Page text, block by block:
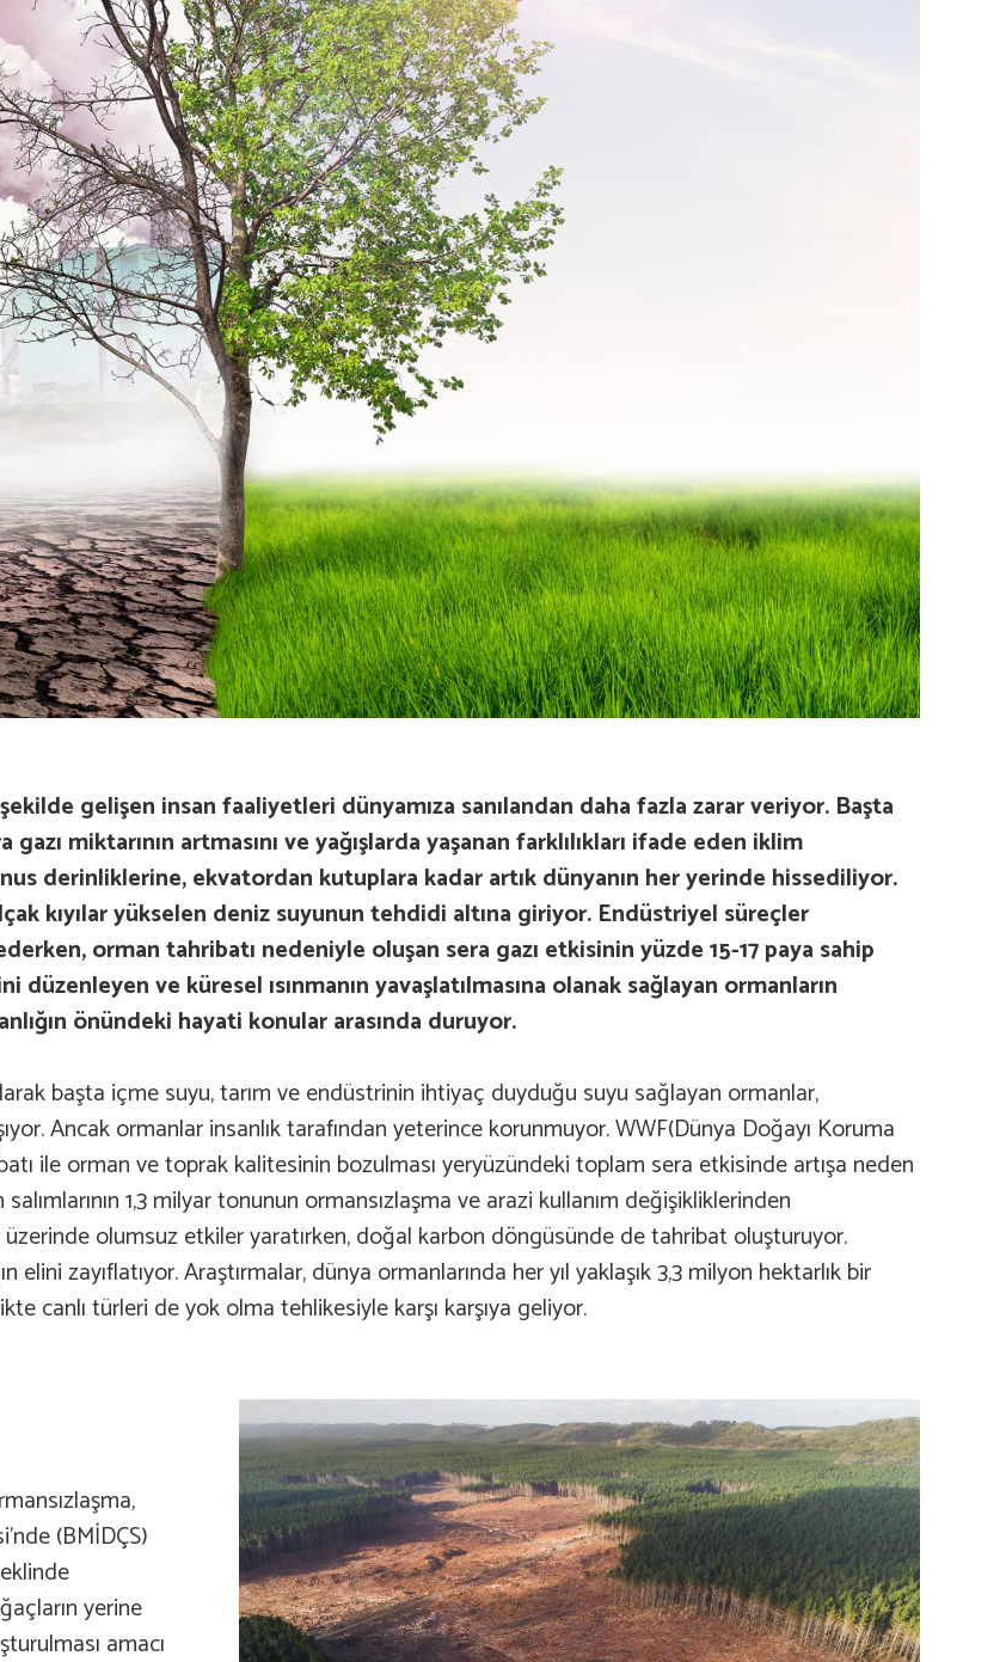
gelişen insan faaliyetleri dünyamıza sanılandan daha fazla zarar veriyor. Başta
miktarının artmasını ve yağışlarda yaşanan farklılıkları ifade eden iklim
derinliklerine, ekvatordan kutuplara kadar artık dünyanın her yerinde hissediliyor.
kıyılar yükselen deniz suyunun tehdidi altına giriyor. Endüstriyel süreçler
orman tahribatı nedeniyle oluşan sera gazı etkisinin yüzde 15-17 paya sahip
ve küresel ısınmanın yavaşlatılmasına olanak sağlayan ormanların
önündeki hayati konular arasında duruyor.
başta içme suyu, tarım ve endüstrinin ihtiyaç duyduğu suyu sağlayan ormanlar,
Ancak ormanlar insanlık tarafından yeterince korunmuyor. WWF(Dünya Doğayı Koruma
ile orman ve toprak kalitesinin bozulması yeryüzündeki toplam sera etkisinde artışa neden
1,3 milyar tonunun ormansızlaşma ve arazi kullanım değişikliklerinden
olumsuz etkiler yaratırken, doğal karbon döngüsünde de tahribat oluşturuyor.
zayıflatıyor. Araştırmalar, dünya ormanlarında her yıl yaklaşık 3,3 milyon hektarlık bir
canlı türleri de yok olma tehlikesiyle karşı karşıya geliyor.
(BMİDÇS)
yerine
amacı